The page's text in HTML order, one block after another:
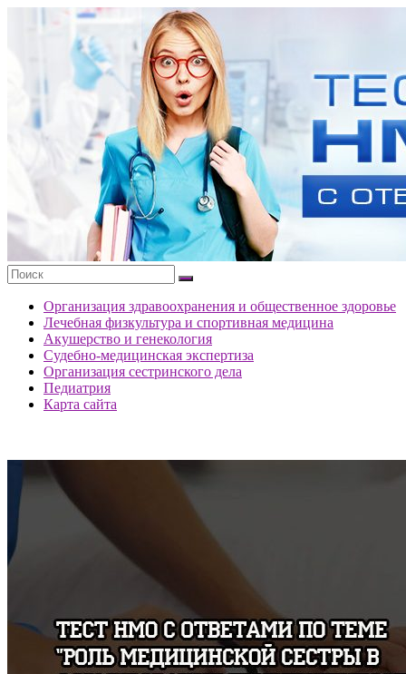
содержимому
портала
ответами
Организация здравоохранения и общественное здоровье
Лечебная физкультура и спортивная медицина
Акушерство и генекология
Судебно-медицинская экспертиза
Организация сестринского дела
Педиатрия
Карта сайта